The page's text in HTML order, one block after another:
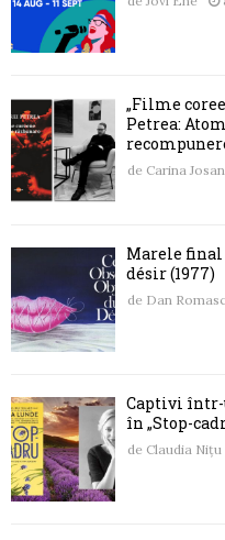
„Filme
Petrea:
de Carina Josan
Marele final
désir (1977)
de Dan
Captivi într-
în „Stop-
de Claudia Nițu